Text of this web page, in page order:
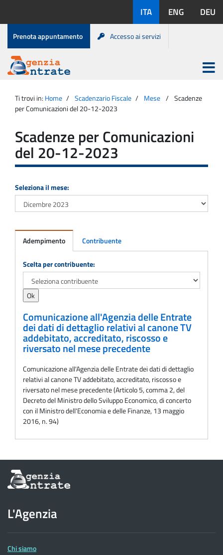
contenuto
disponibili:
ITA ENG DEU
Menu
di
servizio
Prenota appuntamento Accesso ai servizi
Agenzia
Entrate
Apri
menu
principale
Ti trovi in: Home Scadenzario Fiscale Mese
Scadenze
per Comunicazioni del 20-12-2023
Scadenze per Comunicazioni
del 20-12-2023
Seleziona il mese:
Adempimento Contribuente
Adempimento
Scelta per contribuente:
Comunicazione all'Agenzia delle Entrate
dei dati di dettaglio relativi al canone TV
addebitato, accreditato, riscosso e
riversato nel mese precedente
Comunicazione all'Agenzia delle Entrate dei dati di dettaglio
relativi al canone TV addebitato, accreditato, riscosso e
riversato nel mese precedente (Articolo 5, comma 2, del
Decreto del Ministro dello Sviluppo Economico, di concerto
con il Ministro dell'Economia e delle Finanze, 13 maggio
2016, n. 94)
Informazioni
sul
dell'Agenzia
delle
Entrate
L'Agenzia
Chi siamo